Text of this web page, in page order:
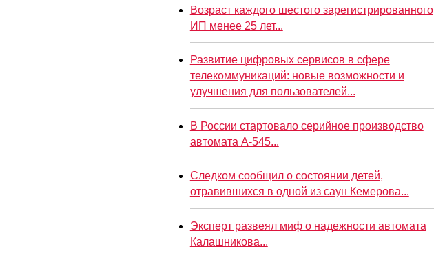
Возраст каждого шестого зарегистрированного
ИП менее 25 лет...
Развитие цифровых сервисов в сфере
телекоммуникаций: новые возможности и
улучшения для пользователей...
В России стартовало серийное производство
автомата А-545...
Следком сообщил о состоянии детей,
отравившихся в одной из саун Кемерова...
Эксперт развеял миф о надежности автомата
Калашникова...